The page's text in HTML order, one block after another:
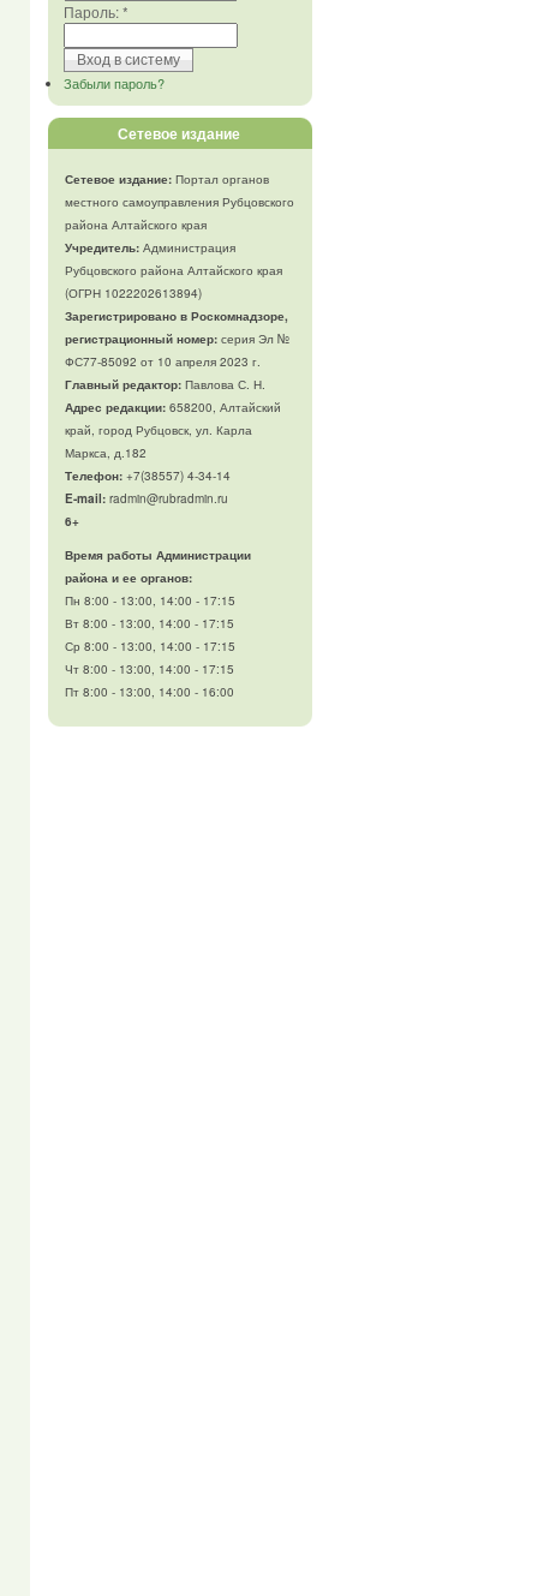
Пароль:*
Забыли пароль?
Сетевое издание
Сетевое издание:Портал органов
местного самоуправления Рубцовского
района Алтайского края
Учредитель:Администрация
Рубцовского района Алтайского края
(ОГРН 1022202613894)
Зарегистрировано в Роскомнадзоре,
регистрационный номер:серия Эл №
ФС77-85092 от 10 апреля 2023 г.
Главный редактор:Павлова С. Н.
Адрес редакции:658200, Алтайский
край, город Рубцовск, ул. Карла
Маркса, д.182
Телефон:+7(38557) 4-34-14
E-mail:radmin@rubradmin.ru
6+
Время работы Администрации
района и ее органов:
Пн 8:00 - 13:00, 14:00 - 17:15
Вт 8:00 - 13:00, 14:00 - 17:15
Ср 8:00 - 13:00, 14:00 - 17:15
Чт 8:00 - 13:00, 14:00 - 17:15
Пт 8:00 - 13:00, 14:00 - 16:00